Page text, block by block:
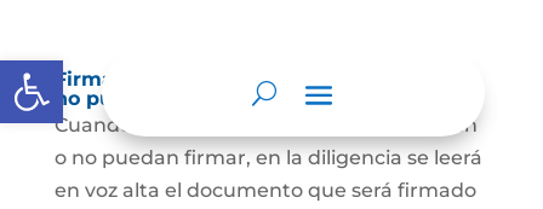
Abrir barra de herramientas
Firma a Ruego – Personas que no saben o
no puede firmar
Cuando se trate de personas que no sepan
o no puedan firmar, en la diligencia se leerá
en voz alta el documento que será firmado